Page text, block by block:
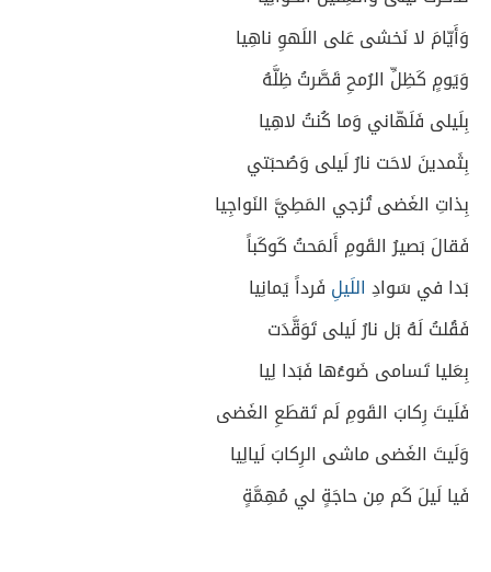
وَأَيّامَ لا نَخشى عَلى اللَهوِ ناهِيا
وَيَومٍ كَظِلِّ الرُمحِ قَصَّرتُ ظِلَّهُ
بِلَيلى فَلَهّاني وَما كُنتُ لاهِيا
بِثَمدينَ لاحَت نارُ لَيلى وَصُحبَتي
بِذاتِ الغَضى تُزجي المَطِيَّ النَواجِيا
فَقالَ بَصيرُ القَومِ أَلمَحتُ كَوكَباً
بَدا في سَوادِ اللَيلِ فَرداً يَمانِيا
فَقُلتُ لَهُ بَل نارُ لَيلى تَوَقَّدَت
بِعَليا تَسامى ضَوءُها فَبَدا لِيا
فَلَيتَ رِكابَ القَومِ لَم تَقطَعِ الغَضى
وَلَيتَ الغَضى ماشى الرِكابَ لَيالِيا
فَيا لَيلَ كَم مِن حاجَةٍ لي مُهِمَّةٍ